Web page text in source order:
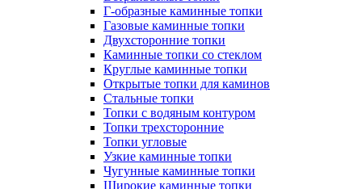
Г-образные каминные топки
Газовые каминные топки
Двухсторонние топки
Каминные топки со стеклом
Круглые каминные топки
Открытые топки для каминов
Стальные топки
Топки с водяным контуром
Топки трехсторонние
Топки угловые
Узкие каминные топки
Чугунные каминные топки
Широкие каминные топки